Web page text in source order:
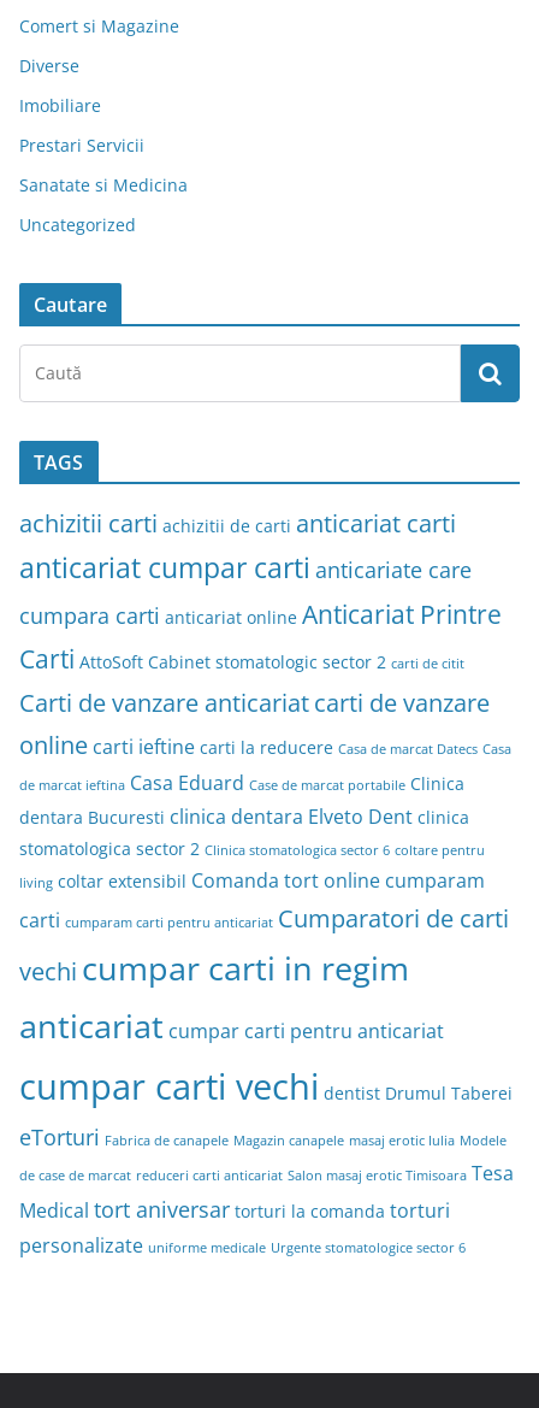
Comert si Magazine
Diverse
Imobiliare
Prestari Servicii
Sanatate si Medicina
Uncategorized
Cautare
TAGS
achizitii carti achizitii de carti anticariat carti
anticariat cumpar carti anticariate care
cumpara carti anticariat online Anticariat Printre
Carti AttoSoft Cabinet stomatologic sector 2 carti de citit
Carti de vanzare anticariatcarti de vanzare
online carti ieftine carti la reducere Casa de marcat Datecs Casa
de marcat ieftina Casa Eduard Case de marcat portabile Clinica
dentara Bucuresti clinica dentara Elveto Dent clinica
stomatologica sector 2 Clinica stomatologica sector 6 coltare pentru
living coltar extensibil Comanda tort online cumparam
carti cumparam carti pentru anticariat Cumparatori de carti
vechi cumpar carti in regim
anticariat cumpar carti pentru anticariat
cumpar carti vechi dentist Drumul Taberei
eTorturi Fabrica de canapele Magazin canapele masaj erotic Iulia Modele
de case de marcat reduceri carti anticariat Salon masaj erotic Timisoara Tesa
Medical tort aniversar torturi la comanda torturi
personalizate uniforme medicale Urgente stomatologice sector 6